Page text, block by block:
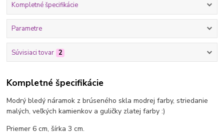
Kompletné špecifikácie
Parametre
Súvisiaci tovar 2
Kompletné špecifikácie
Modrý bledý náramok z brúseného skla modrej farby, striedanie
malých, veľkých kamienkov a guličky zlatej farby :)
Priemer 6 cm, šírka 3 cm.